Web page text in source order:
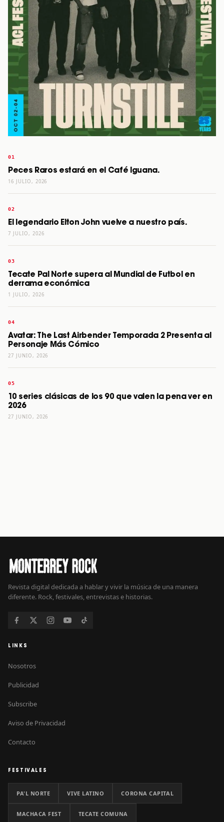
Peces Raros estará en el Café Iguana.
16 JULIO, 2026
El legendario Elton John vuelve a nuestro país.
7 JULIO, 2026
Tecate Pal Norte supera al Mundial de Futbol en
derrama económica
1 JULIO, 2026
Avatar: The Last Airbender Temporada 2 Presenta al
Personaje Más Cómico
27 JUNIO, 2026
10 series clásicas de los 90 que valen la pena ver en
2026
27 JUNIO, 2026
Revista digital dedicada a hablar y vivir la música de una manera
diferente. Rock, festivales, entrevistas e historias.
LINKS
Nosotros
Publicidad
Subscribe
Aviso de Privacidad
Contacto
FESTIVALES
PA'L NORTE VIVE LATINO CORONA CAPITAL
MACHACA FEST TECATE COMUNA